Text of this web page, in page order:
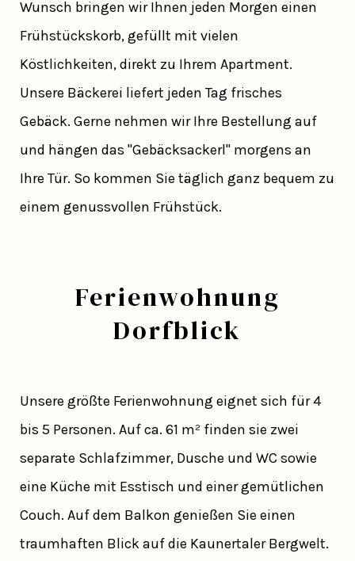
Wunsch bringen wir Ihnen jeden Morgen einen
Frühstückskorb, gefüllt mit vielen
Köstlichkeiten, direkt zu Ihrem Apartment.
Unsere Bäckerei liefert jeden Tag frisches
Gebäck. Gerne nehmen wir Ihre Bestellung auf
und hängen das "Gebäcksackerl" morgens an
Ihre Tür. So kommen Sie täglich ganz bequem zu
einem genussvollen Frühstück.
Ferienwohnung
Dorfblick
Unsere größte Ferienwohnung eignet sich für 4
bis 5 Personen. Auf ca. 61 m² finden sie zwei
separate Schlafzimmer, Dusche und WC sowie
eine Küche mit Esstisch und einer gemütlichen
Couch. Auf dem Balkon genießen Sie einen
traumhaften Blick auf die Kaunertaler Bergwelt.